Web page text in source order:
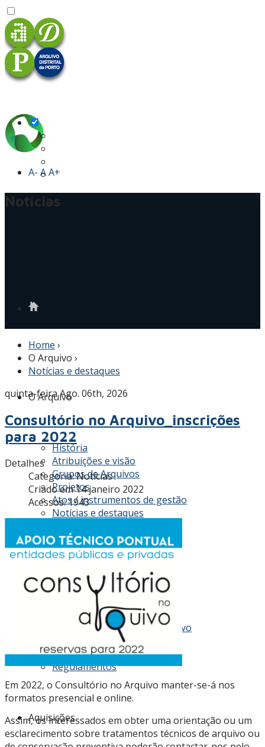
A- AA+
O Arquivo
História
Atribuições e visão
Grupos de Arquivos
Projetos
Atos / instrumentos de gestão
Notícias e destaques
Acesso
Conhecer os fundos do Arquivo
Cadastro de fundos
Tabela de preços
Regulamentos
Aquisições
Notícias
Home ›
O Arquivo ›
Notícias e destaques
quinta-feira Ago. 06th, 2026
Consultório no Arquivo_inscrições
para 2022
Detalhes
Categoria:Notícias
Criado em 14 janeiro 2022
Acessos: 1943
Em 2022, o Consultório no Arquivo manter-se-á nos
formatos presencial e online.
Assim, os interessados em obter uma orientação ou um
esclarecimento sobre tratamentos técnicos de arquivo ou